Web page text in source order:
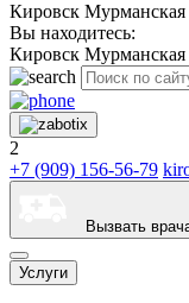
Кировск
Вы находитесь:
Кировск Мурманская
2
+7 (909) 156-56-79
Вызвать
Услуги